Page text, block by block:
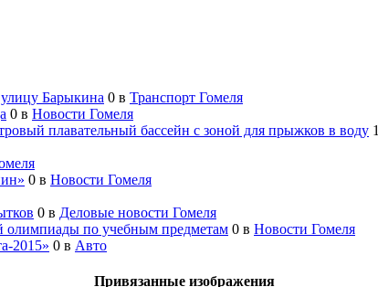
Барыкина 0 в Транспорт Гомеля
0 в Новости Гомеля
плавательный бассейн с зоной для прыжков в воду 1
0 в Новости Гомеля
0 в Деловые новости Гомеля
олимпиады по учебным предметам 0 в Новости Гомеля
2015» 0 в Авто
Привязанные изображения